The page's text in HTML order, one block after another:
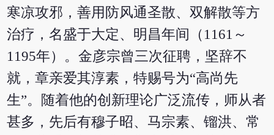
寒凉攻邪，善用防风通圣散、双解散等方
治疗，名盛于大定、明昌年间（1161～
1195年）。金彦宗曾三次征聘，坚辞不
就，章亲爱其淳素，特赐号为“高尚先
生”。随着他的创新理论广泛流传，师从者
甚多，先后有穆子昭、马宗素、镏洪、常